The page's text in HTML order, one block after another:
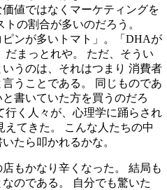
値ではなくマーケティングを
の割合が多いのだろう。
ピンが多いトマト」。「DHAが
まっとれや。 ただ、そうい
うのは、それはつまり 消費者
うことである。 同じものであ
書いていた方を買うのだろ
行く人々が、心理学に踊らされ
てきた。 こんな人たちの中
たら叩かれるかな。
もかなり辛くなった。 結局も
のである。 自分でも驚いた